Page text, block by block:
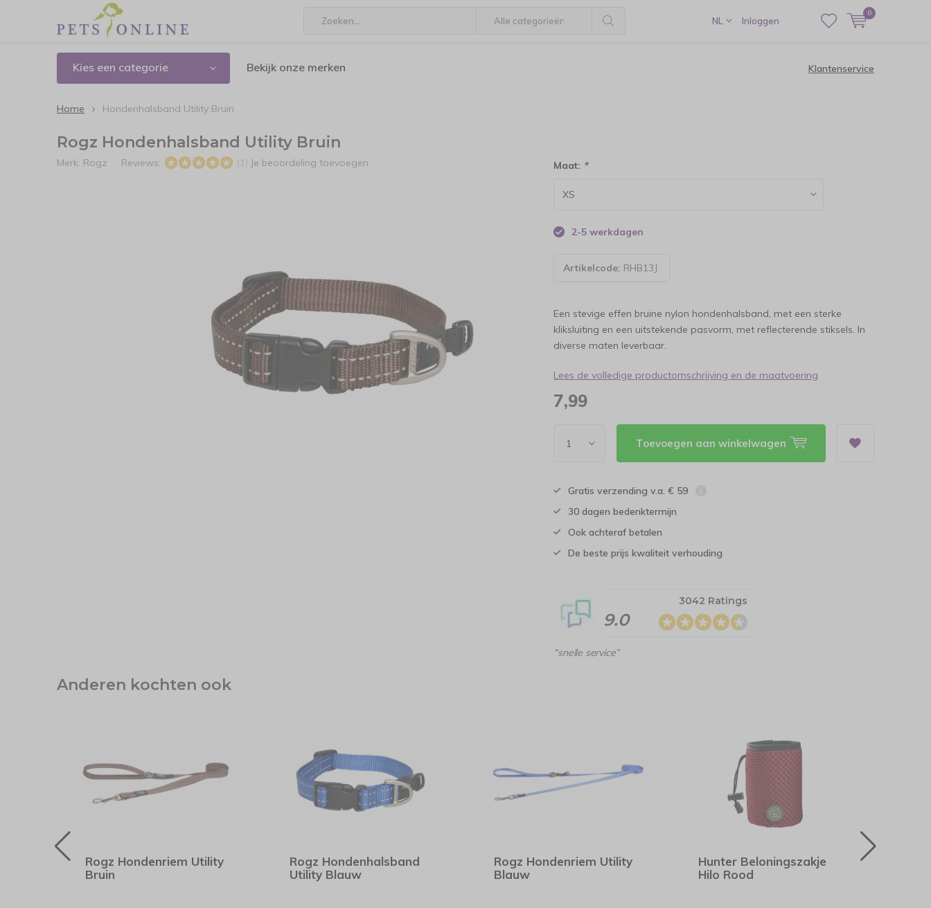
NL Inloggen
0
Kies een categorie Bekijk onze merken Klantenservice
Home Hondenhalsband Utility Bruin
Rogz Hondenhalsband Utility Bruin
Merk: Rogz Reviews: (1) Je beoordeling toevoegen Maat: *
2-5 werkdagen
Artikelcode: RHB13J
Een stevige effen bruine nylon hondenhalsband, met een sterke
kliksluiting en een uitstekende pasvorm, met reflecterende stiksels. In
diverse maten leverbaar.
Lees de volledige productomschrijving en de maatvoering
7,99
Toevoegen aan winkelwagen
Gratis verzending v.a. € 59
30 dagen bedenktermijn
Ook achteraf betalen
De beste prijs kwaliteit verhouding
9.0
3042 Ratings
“snelle service”
Anderen kochten ook
Rogz Hondenriem Utility
Bruin
Rogz Hondenhalsband
Utility Blauw
Rogz Hondenriem Utility
Blauw
Hunter Beloningszakje
Hilo Rood